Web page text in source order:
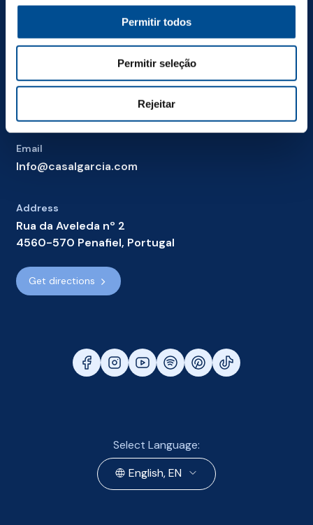
Permitir todos
Permitir seleção
Rejeitar
Telephone
+351 255 718 200
Cost of calling a national fixed network
Email
Info@casalgarcia.com
Address
Rua da Aveleda nº 2
4560-570 Penafiel, Portugal
Get directions
Select Language:
English, EN